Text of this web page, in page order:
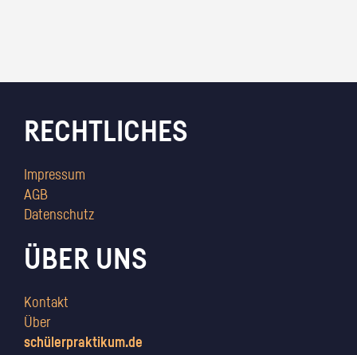
RECHTLICHES
Impressum
AGB
Datenschutz
ÜBER UNS
Kontakt
Über
schülerpraktikum.de